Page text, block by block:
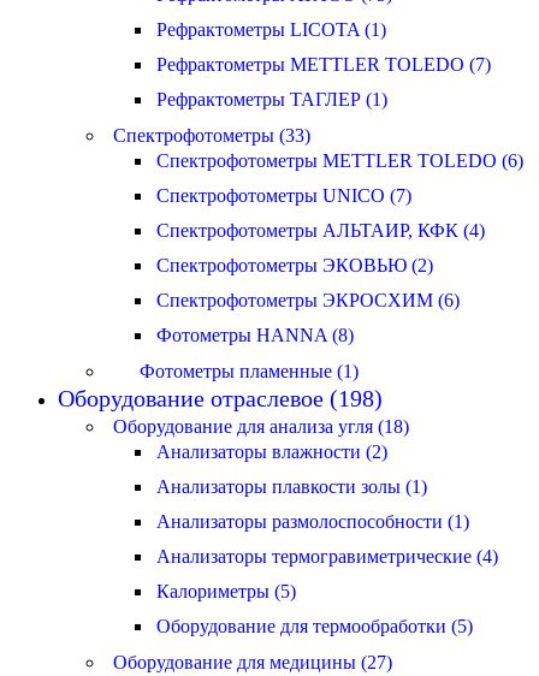
Рефрактометры LICOTA (1)
Рефрактометры METTLER TOLEDO (7)
Рефрактометры ТАГЛЕР (1)
Спектрофотометры (33)
Спектрофотометры METTLER TOLEDO (6)
Спектрофотометры UNICO (7)
Спектрофотометры АЛЬТАИР, КФК (4)
Спектрофотометры ЭКОВЬЮ (2)
Спектрофотометры ЭКРОСХИМ (6)
Фотометры HANNA (8)
Фотометры пламенные (1)
Оборудование отраслевое (198)
Оборудование для анализа угля (18)
Анализаторы влажности (2)
Анализаторы плавкости золы (1)
Анализаторы размолоспособности (1)
Анализаторы термогравиметрические (4)
Калориметры (5)
Оборудование для термообработки (5)
Оборудование для медицины (27)